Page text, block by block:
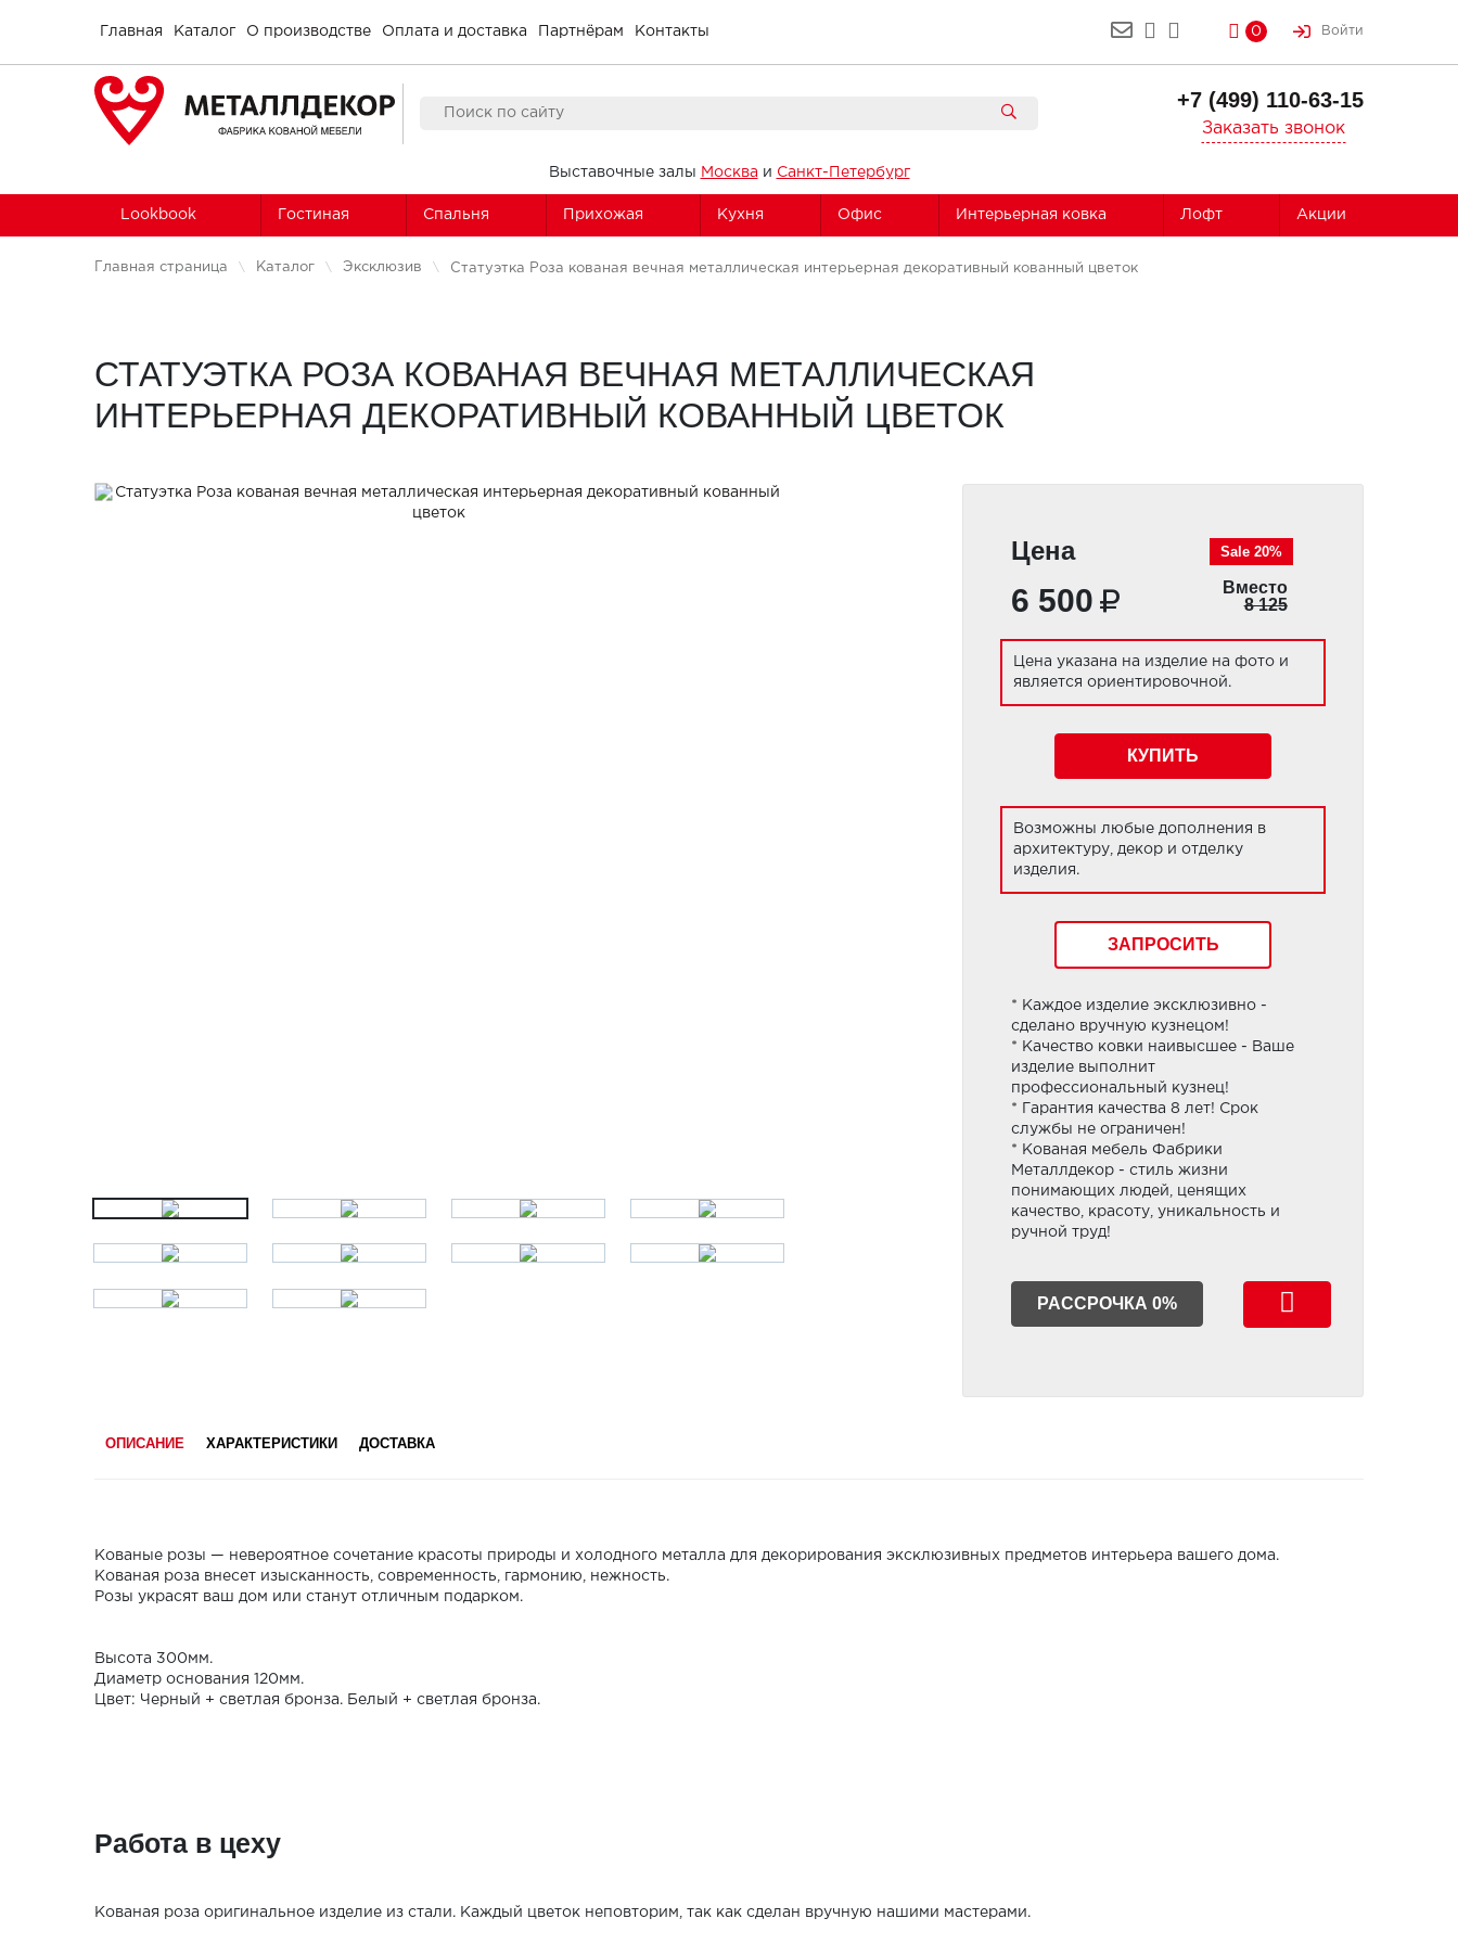
Главная Каталог О производстве Оплата и доставка Партнёрам Контакты 0 Войти
+7 (499) 110-63-15
Заказать звонок
Выставочные залы Москва и Санкт-Петербург
Lookbook Гостиная Спальня Прихожая Кухня Офис Интерьерная ковка Лофт Акции
Главная страница Каталог Эксклюзив Статуэтка Роза кованая вечная металлическая интерьерная декоративный кованный цветок
СТАТУЭТКА РОЗА КОВАНАЯ ВЕЧНАЯ МЕТАЛЛИЧЕСКАЯ
ИНТЕРЬЕРНАЯ ДЕКОРАТИВНЫЙ КОВАННЫЙ ЦВЕТОК
Цена
6 500
Sale 20%
Вместо
8 125
Цена указана на изделие на фото и
является ориентировочной.
КУПИТЬ
Возможны любые дополнения в
архитектуру, декор и отделку
изделия.
ЗАПРОСИТЬ
* Каждое изделие эксклюзивно -
сделано вручную кузнецом!
* Качество ковки наивысшее - Ваше
изделие выполнит
профессиональный кузнец!
* Гарантия качества 8 лет! Срок
службы не ограничен!
* Кованая мебель Фабрики
Металлдекор - стиль жизни
понимающих людей, ценящих
качество, красоту, уникальность и
ручной труд!
РАССРОЧКА 0%
ОПИСАНИЕ ХАРАКТЕРИСТИКИ ДОСТАВКА
Кованые розы — невероятное сочетание красоты природы и холодного металла для декорирования эксклюзивных предметов интерьера вашего дома.
Кованая роза внесет изысканность, современность, гармонию, нежность.
Розы украсят ваш дом или станут отличным подарком.
Высота 300мм.
Диаметр основания 120мм.
Цвет: Черный + светлая бронза. Белый + светлая бронза.
Работа в цеху
Кованая роза оригинальное изделие из стали. Каждый цветок неповторим, так как сделан вручную нашими мастерами.